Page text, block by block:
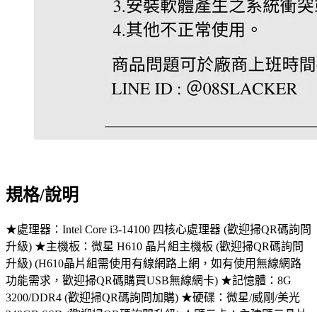
規格/說明
★處理器：Intel Core i3-14100 四核心處理器 (歡迎掃QR碼詢問
升級) ★主機板：微星 H610 晶片組主機板 (歡迎掃QR碼詢問
升級) (H610晶片組需使用有線網路上網，如有使用無線網路
功能需求，歡迎掃QR碼購買USB無線網卡) ★記憶體：8G
3200/DDR4 (歡迎掃QR碼詢問加購) ★硬碟：微星/威剛/美光